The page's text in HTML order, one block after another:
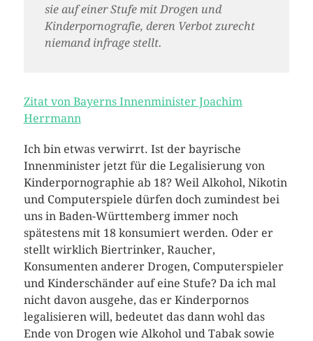
sie auf einer Stufe mit Drogen und
Kinderpornografie, deren Verbot zurecht
niemand infrage stellt.
Zitat von Bayerns Innenminister Joachim
Herrmann
Ich bin etwas verwirrt. Ist der bayrische
Innenminister jetzt für die Legalisierung von
Kinderpornographie ab 18? Weil Alkohol, Nikotin
und Computerspiele dürfen doch zumindest bei
uns in Baden-Württemberg immer noch
spätestens mit 18 konsumiert werden. Oder er
stellt wirklich Biertrinker, Raucher,
Konsumenten anderer Drogen, Computerspieler
und Kinderschänder auf eine Stufe? Da ich mal
nicht davon ausgehe, das er Kinderpornos
legalisieren will, bedeutet das dann wohl das
Ende von Drogen wie Alkohol und Tabak sowie